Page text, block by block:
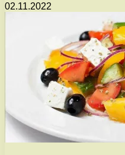
02.11.2022